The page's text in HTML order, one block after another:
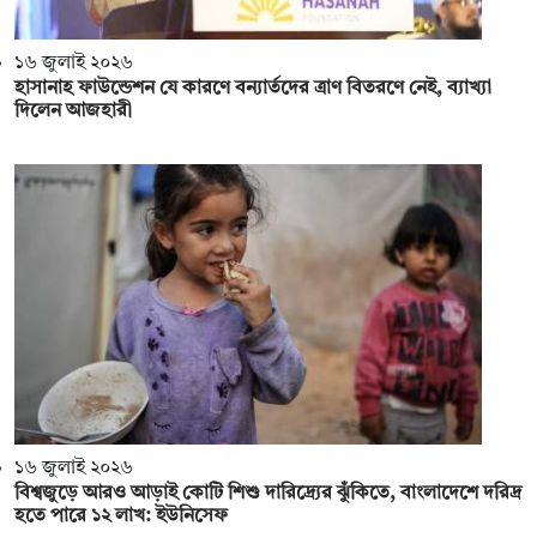
১৬ জুলাই ২০২৬
হাসানাহ ফাউন্ডেশন যে কারণে বন্যার্তদের ত্রাণ বিতরণে নেই, ব্যাখ্যা
দিলেন আজহারী
১৬ জুলাই ২০২৬
বিশ্বজুড়ে আরও আড়াই কোটি শিশু দারিদ্র্যের ঝুঁকিতে, বাংলাদেশে দরিদ্র
হতে পারে ১২ লাখ: ইউনিসেফ